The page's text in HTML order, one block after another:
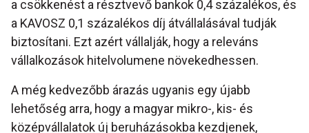
a csökkenést a résztvevő bankok 0,4 százalékos, és
a KAVOSZ 0,1 százalékos díj átvállalásával tudják
biztosítani. Ezt azért vállalják, hogy a releváns
vállalkozások hitelvolumene növekedhessen.
A még kedvezőbb árazás ugyanis egy újabb
lehetőség arra, hogy a magyar mikro-, kis- és
középvállalatok új beruházásokba kezdjenek,